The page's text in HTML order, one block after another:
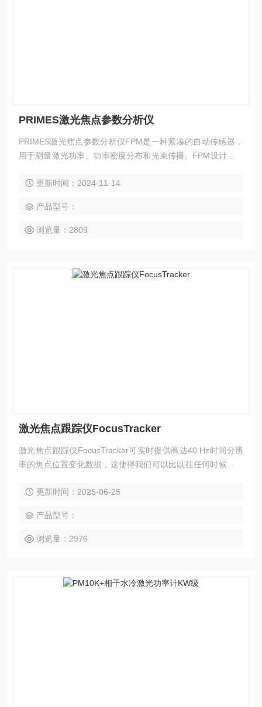
PRIMES激光焦点参数分析仪
PRIMES激光焦点参数分析仪FPM是一种紧凑的自动传感器，
用于测量激光功率、功率密度分布和光束传播。FPM设计用于
执行测量。FPM是监测激光站的整体性能的理想工具。FPM可
测量功率密度分布。它易于集成，因为不需要冷却。
更新时间：2024-11-14
产品型号：
浏览量：2809
激光焦点跟踪仪FocusTracker
激光焦点跟踪仪FocusTracker可实时提供⾼达40 Hz时间分辨
率的焦点位置变化数据，这使得我们可以⽐以往任何时候都能
及电池或电机等⾼度敏感的部件，在加⼯过程中随时获得实时
更新时间：2025-06-25
产品型号：
浏览量：2976